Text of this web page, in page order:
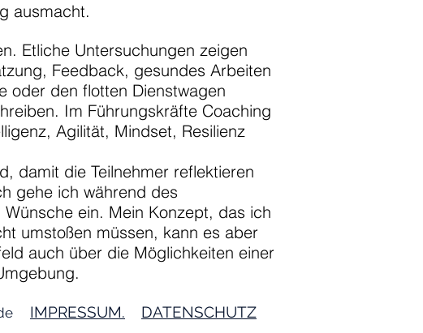
ausmacht.
Etliche Untersuchungen zeigen
Feedback, gesundes Arbeiten
oder den flotten Dienstwagen
Im Führungskräfte Coaching
Agilität, Mindset, Resilienz
damit die Teilnehmer reflektieren
gehe ich während des
ein. Mein Konzept, das ich
umstoßen müssen, kann es aber
auch über die Möglichkeiten einer
IMPRESSUM. DATENSCHUTZ